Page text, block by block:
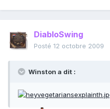
DiabloSwing
Posté 12 octobre 2009
Winston a dit :